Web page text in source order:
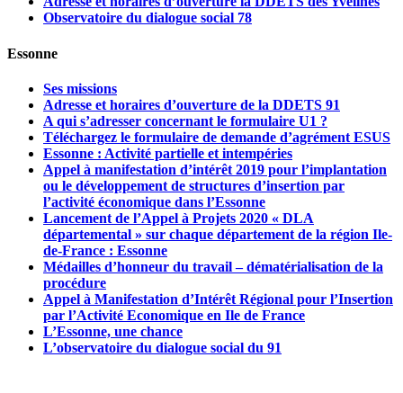
Observatoire du dialogue social 78
Essonne
Ses missions
Adresse et horaires d’ouverture de la DDETS 91
A qui s’adresser concernant le formulaire U1 ?
Téléchargez le formulaire de demande d’agrément ESUS
Essonne : Activité partielle et intempéries
Appel à manifestation d’intérêt 2019 pour l’implantation
ou le développement de structures d’insertion par
l’activité économique dans l’Essonne
Lancement de l’Appel à Projets 2020 « DLA
départemental » sur chaque département de la région Ile-
de-France : Essonne
Médailles d’honneur du travail – dématérialisation de la
procédure
Appel à Manifestation d’Intérêt Régional pour l’Insertion
par l’Activité Economique en Ile de France
L’Essonne, une chance
L’observatoire du dialogue social du 91